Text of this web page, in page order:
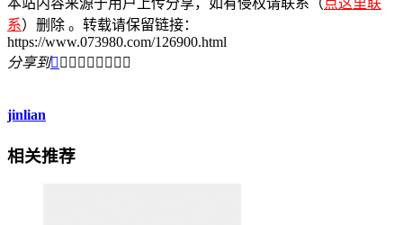
系）删除 。转载请保留链接：
https://www.073980.com/126900.html
分享到        
jinlian
相关推荐